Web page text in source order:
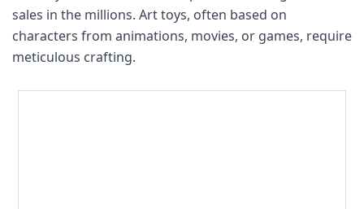
sales in the millions. Art toys, often based on
characters from animations, movies, or games, require
meticulous crafting.